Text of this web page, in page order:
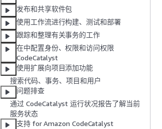
发布和共享软件包
使用工作流进行构建、测试和部署
跟踪和整理有关事务的工作
在中配置身份、权限和访问权限
CodeCatalyst
使用扩展向项目添加功能
搜索代码、事务、项目和用户
问题排查
通过 CodeCatalyst 运行状况报告了解当前
服务状态
支持 for Amazon CodeCatalyst